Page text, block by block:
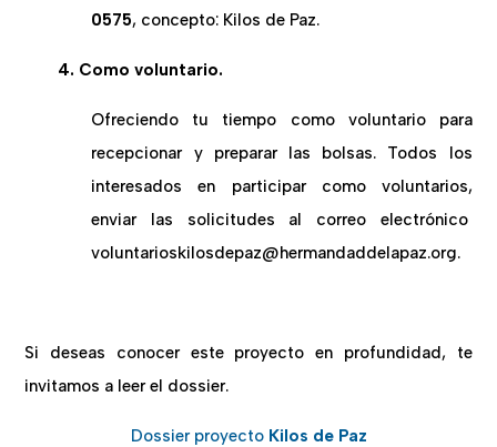
0575, concepto: Kilos de Paz.
4. Como voluntario.
Ofreciendo tu tiempo como voluntario para
recepcionar y preparar las bolsas. Todos los
interesados en participar como voluntarios,
enviar las solicitudes al correo electrónico
voluntarioskilosdepaz@hermandaddelapaz.org.
Si deseas conocer este proyecto en profundidad, te
invitamos a leer el dossier.
Dossier proyecto Kilos de Paz